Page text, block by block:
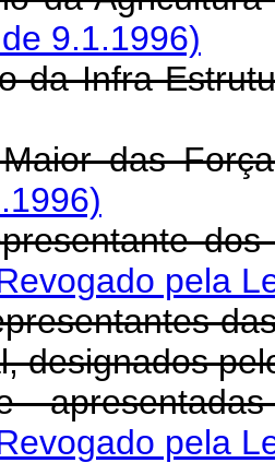
9.1.1996)
da Infra-
das
pela
designados
pela